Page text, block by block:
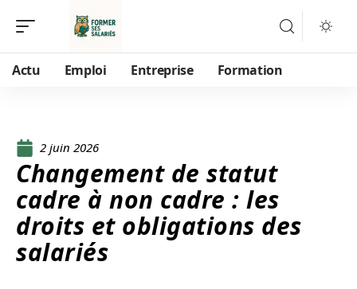
Actu Emploi Entreprise Formation
2 juin 2026
Changement de statut
cadre à non cadre : les
droits et obligations des
salariés